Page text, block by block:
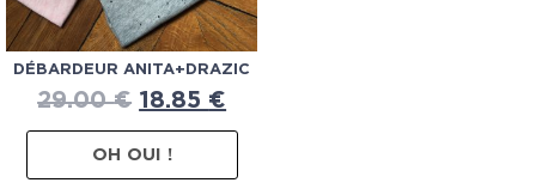
DÉBARDEUR ANITA+DRAZIC
29.00€ 18.85 €
OH OUI !